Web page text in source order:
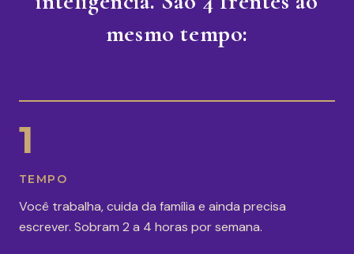
mesmo tempo:
1
TEMPO
Você trabalha, cuida da família e ainda precisa
escrever. Sobram 2 a 4 horas por semana.